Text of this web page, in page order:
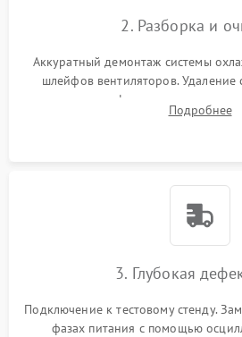
2. Разборка и
Аккуратный демонтаж системы
шлейфов вентиляторов. Удаление
кристалла графического чипа и
памяти и зоны VRM. Очистка
Подробнее
3. Глубокая
Подключение к тестовому стенду.
фазах питания с помощью